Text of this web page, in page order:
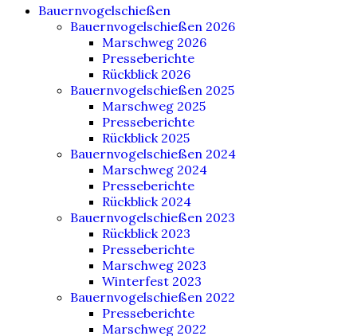
Bauernvogelschießen
Bauernvogelschießen 2026
Marschweg 2026
Presseberichte
Rückblick 2026
Bauernvogelschießen 2025
Marschweg 2025
Presseberichte
Rückblick 2025
Bauernvogelschießen 2024
Marschweg 2024
Presseberichte
Rückblick 2024
Bauernvogelschießen 2023
Rückblick 2023
Presseberichte
Marschweg 2023
Winterfest 2023
Bauernvogelschießen 2022
Presseberichte
Marschweg 2022